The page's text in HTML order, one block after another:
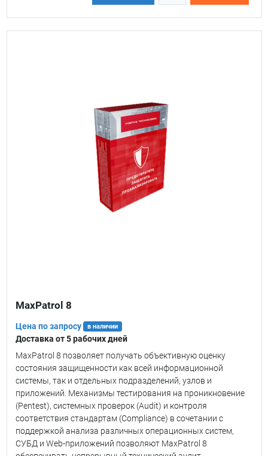
MaxPatrol 8
Цена по запросу в наличии
Доставка от 5 рабочих дней
MaxPatrol 8 позволяет получать объективную оценку
состояния защищенности как всей информационной
системы, так и отдельных подразделений, узлов и
приложений. Механизмы тестирования на проникновение
(Pentest), системных проверок (Audit) и контроля
соответствия стандартам (Compliance) в сочетании с
поддержкой анализа различных операционных систем,
СУБД и Web-приложений позволяют MaxPatrol 8